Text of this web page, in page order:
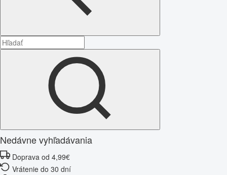
Nedávne vyhľadávania
Doprava od 4,99€
Vrátenie do 30 dní